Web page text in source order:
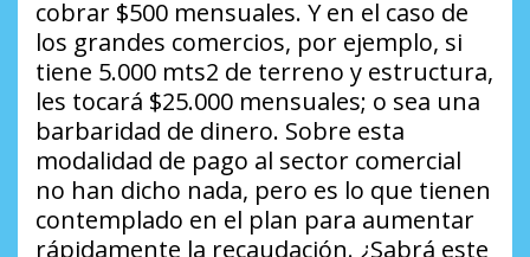
cobrar $500 mensuales. Y en el caso de
los grandes comercios, por ejemplo, si
tiene 5.000 mts2 de terreno y estructura,
les tocará $25.000 mensuales; o sea una
barbaridad de dinero. Sobre esta
modalidad de pago al sector comercial
no han dicho nada, pero es lo que tienen
contemplado en el plan para aumentar
rápidamente la recaudación. ¿Sabrá este